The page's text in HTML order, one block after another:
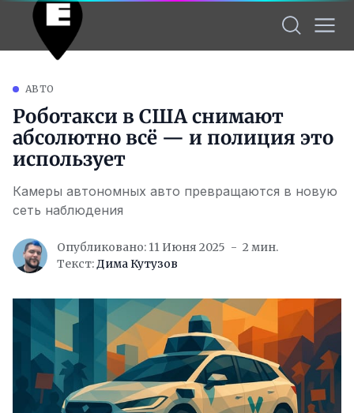
АВТО
Роботакси в США снимают
абсолютно всё — и полиция это
использует
Камеры автономных авто превращаются в новую
сеть наблюдения
Опубликовано: 11 Июня 2025
2 мин.
Текст:Дима Кутузов